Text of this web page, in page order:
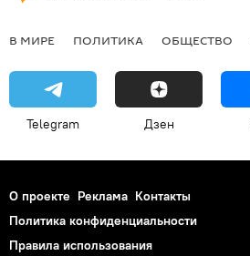
В МИРЕ ПОЛИТИКА ОБЩЕСТВО
Telegram Дзен
О проекте Реклама Контакты
Политика конфиденциальности
Правила использования